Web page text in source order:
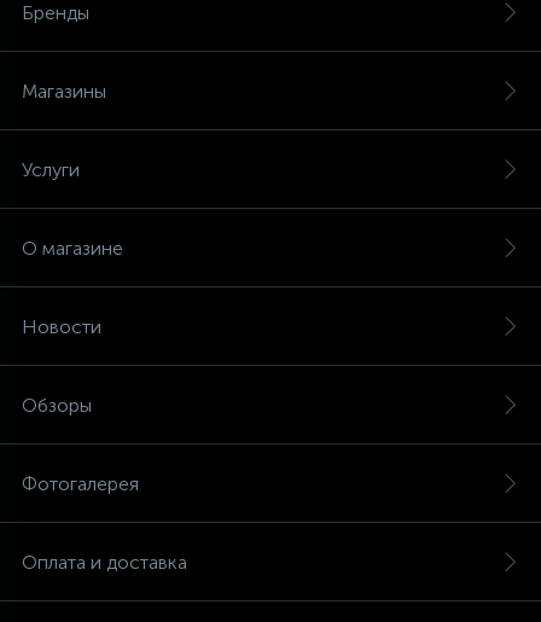
Бренды
Магазины
Услуги
О магазине
Новости
Обзоры
Фотогалерея
Оплата и доставка